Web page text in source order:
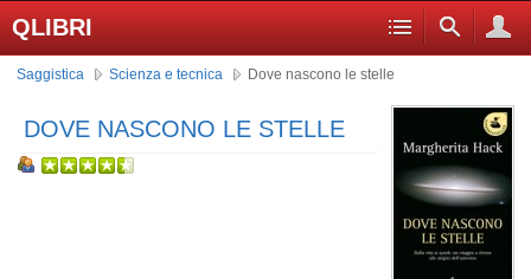
QLIBRI
Saggistica Scienza e tecnica Dove nascono le stelle
DOVE NASCONO LE STELLE